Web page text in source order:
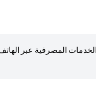
المصرفية عبر